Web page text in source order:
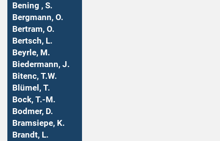
Bening , S.
Bergmann, O.
Bertram, O.
Bertsch, L.
Beyrle, M.
Biedermann, J.
Bitenc, T.W.
Blümel, T.
Bock, T.-M.
Bodmer, D.
Bramsiepe, K.
Brandt, L.